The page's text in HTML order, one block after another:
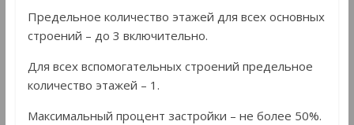
Предельное количество этажей для всех основных
строений – до 3 включительно.
Для всех вспомогательных строений предельное
количество этажей – 1.
Максимальный процент застройки – не более 50%.